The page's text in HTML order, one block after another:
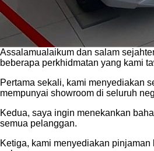
Assalamualaikum dan salam
beberapa perkhidmatan yang kami
Pertama sekali, kami menyediakan
mempunyai showroom di seluruh
Kedua, saya ingin menekankan
semua pelanggan.
Ketiga, kami menyediakan